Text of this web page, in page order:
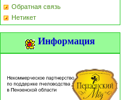
Обратная связь
Нетикет
Информация